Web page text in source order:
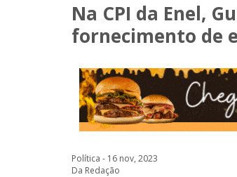
Na CPI da Enel,
fornecimento de
Política - 16 nov, 2023
Da Redação